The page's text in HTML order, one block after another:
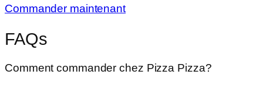
Commander maintenant
FAQs
Comment commander chez Pizza Pizza?